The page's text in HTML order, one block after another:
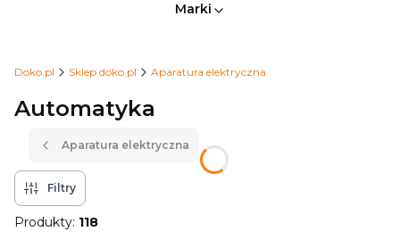
Marki
Doko.pl Sklep.doko.pl Aparatura elektryczna
Automatyka
Aparatura elektryczna
Filtry
Produkty: 118